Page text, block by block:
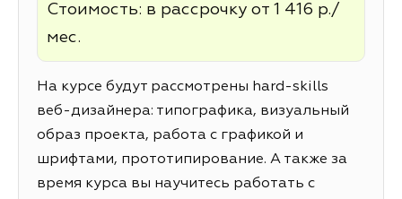
Стоимость: в рассрочку от 1 416 р./
мес.
На курсе будут рассмотрены hard-skills
веб-дизайнера: типографика, визуальный
образ проекта, работа с графикой и
шрифтами, прототипирование. А также за
время курса вы научитесь работать с